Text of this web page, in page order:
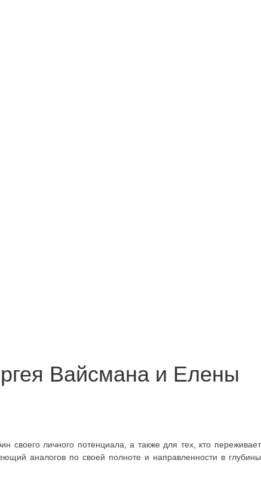
Вайсмана и Елены
своего личного потенциала, а также для тех, кто переживает
аналогов по своей полноте и направленности в глубины